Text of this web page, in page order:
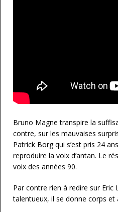
Bruno Magne transpire la
contre, sur les mauvaises
Patrick Borg qui s’est pris 24
reproduire la voix d’antan. Le
voix des années 90.
Par contre rien à redire sur
talentueux, il se donne corps et